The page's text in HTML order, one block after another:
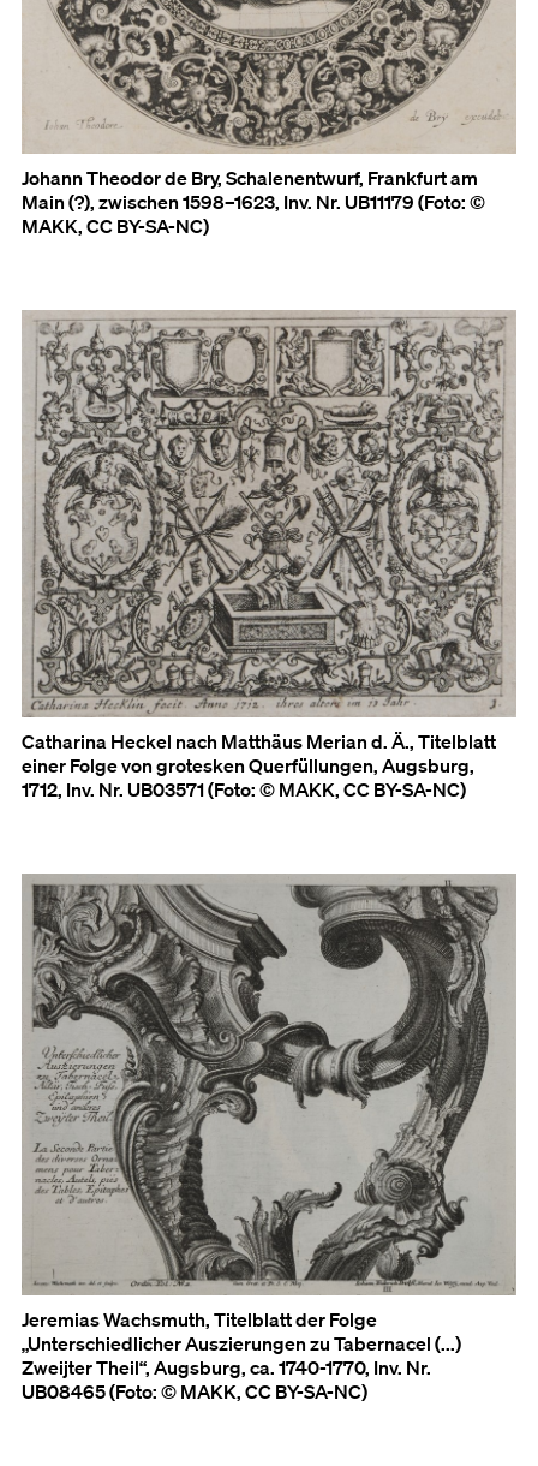
Johann Theodor de Bry, Schalenentwurf, Frankfurt am
Main (?), zwischen 1598–1623, Inv. Nr. UB11179 (Foto: ©
MAKK, CC BY-SA-NC)
Catharina Heckel nach Matthäus Merian d. Ä., Titelblatt
einer Folge von grotesken Querfüllungen, Augsburg,
1712, Inv. Nr. UB03571 (Foto: © MAKK, CC BY-SA-NC)
Jeremias Wachsmuth, Titelblatt der Folge
„Unterschiedlicher Auszierungen zu Tabernacel (...)
Zweijter Theil“, Augsburg, ca. 1740-1770, Inv. Nr.
UB08465 (Foto: © MAKK, CC BY-SA-NC)